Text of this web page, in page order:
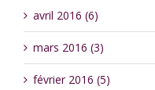
avril 2016 (6)
mars 2016 (3)
février 2016 (5)